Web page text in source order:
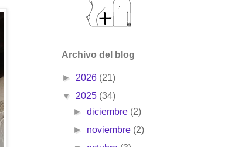
Archivo del blog
► 2026 (21)
▼ 2025 (34)
► diciembre (2)
► noviembre (2)